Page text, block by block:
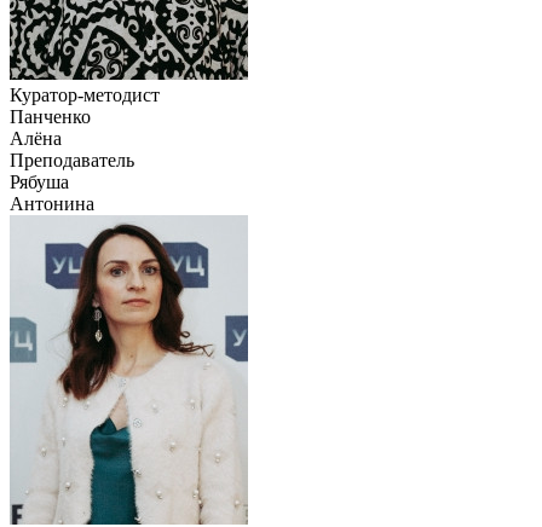
Куратор-методист
Панченко
Алёна
Преподаватель
Рябуша
Антонина